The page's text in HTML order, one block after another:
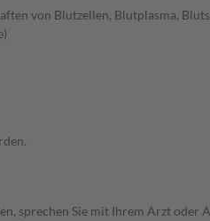
von Blutzellen, Blutplasma,
sprechen Sie mit Ihrem Arzt